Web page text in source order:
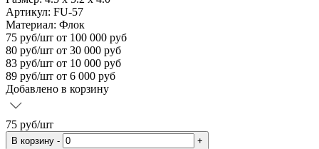
Артикул: FU-57
Материал: Флок
75 руб/шт от 100 000 руб
80 руб/шт от 30 000 руб
83 руб/шт от 10 000 руб
89 руб/шт от 6 000 руб
Добавлено в корзину
75 руб/шт
В корзину - +